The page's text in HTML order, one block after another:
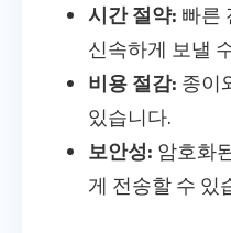
시간 절약: 빠른
신속하게 보낼
비용 절감: 종이
있습니다.
보안성: 암호화
게 전송할 수 있